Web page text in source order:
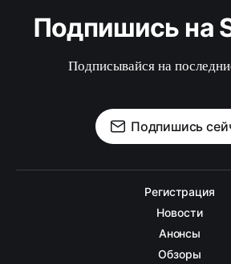
Подпишись на
Подписывайся на
Подпишись
Регистрация
Новости
Анонсы
Обзоры